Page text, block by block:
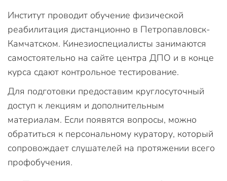
Институт проводит обучение физической
реабилитация дистанционно в Петропавловск-
Камчатском. Кинезиоспециалисты занимаются
самостоятельно на сайте центра ДПО и в конце
курса сдают контрольное тестирование.
Для подготовки предоставим круглосуточный
доступ к лекциям и дополнительным
материалам. Если появятся вопросы, можно
обратиться к персональному куратору, который
сопровождает слушателей на протяжении всего
профобучения.